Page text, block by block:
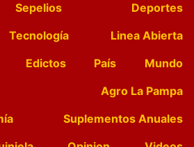
Sepelios
Deportes
Tecnología
Linea Abierta
Edictos País
Mundo
Agro La Pampa
Suplementos Anuales